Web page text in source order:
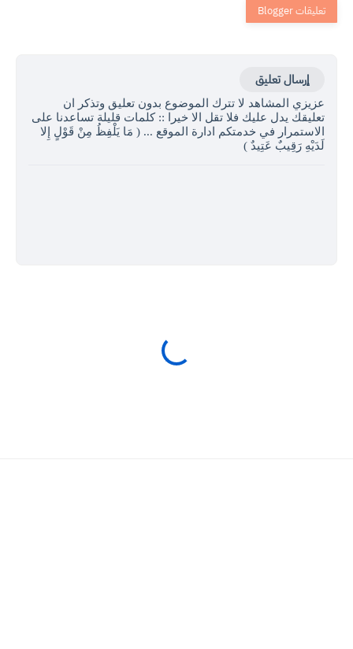
إرسال تعليق
عزيزي المشاهد لا تترك الموضوع بدون تعليق وتذكر ان
تعليقك يدل عليك فلا تقل الا خيرا :: كلمات قليلة تساعدنا على
الاستمرار في خدمتكم ادارة الموقع ... ( مَا يَلْفِظُ مِنْ قَوْلٍ إِلا
لَدَيْهِ رَقِيبٌ عَتِيدٌ )